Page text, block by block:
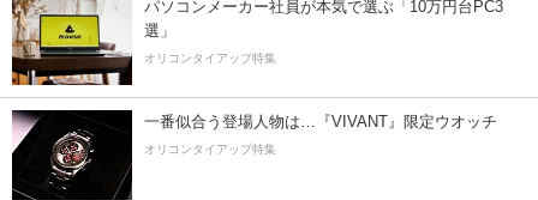
パソコンメーカー社員が本気で選ぶ「10万円台PC3
選」
オリコンタイアップ特集
一番似合う登場人物は…『VIVANT』限定ウオッチ
オリコンタイアップ特集